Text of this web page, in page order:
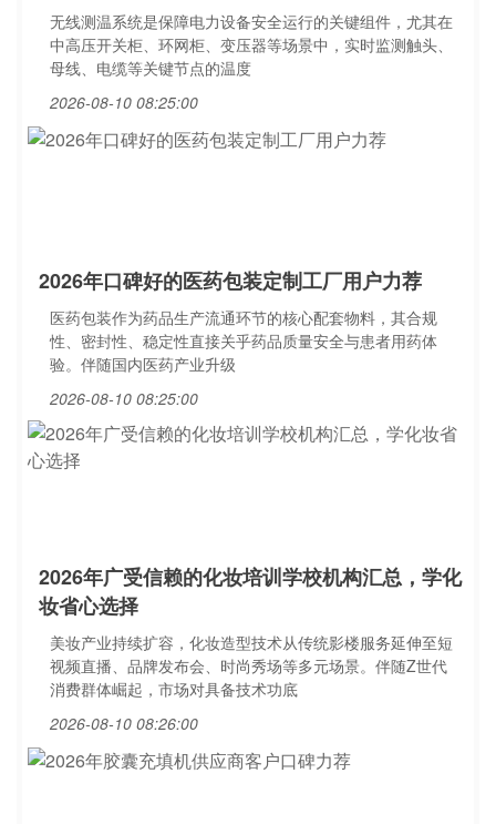
无线测温系统是保障电力设备安全运行的关键组件，尤其在
中高压开关柜、环网柜、变压器等场景中，实时监测触头、
母线、电缆等关键节点的温度
2026-08-10 08:25:00
2026年口碑好的医药包装定制工厂用户力荐
医药包装作为药品生产流通环节的核心配套物料，其合规
性、密封性、稳定性直接关乎药品质量安全与患者用药体
验。伴随国内医药产业升级
2026-08-10 08:25:00
2026年广受信赖的化妆培训学校机构汇总，学化
妆省心选择
美妆产业持续扩容，化妆造型技术从传统影楼服务延伸至短
视频直播、品牌发布会、时尚秀场等多元场景。伴随Z世代
消费群体崛起，市场对具备技术功底
2026-08-10 08:26:00